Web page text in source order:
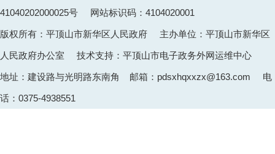
41040202000025号 网站标识码：4104020001
版权所有：平顶山市新华区人民政府 主办单位：平顶山市新华区
人民政府办公室 技术支持：平顶山市电子政务外网运维中心
地址：建设路与光明路东南角 邮箱：pdsxhqxxzx@163.com 电
话：0375-4938551